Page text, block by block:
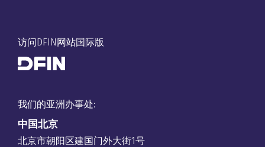
访问DFIN网站国际版
我们的亚洲办事处:
中国北京
北京市朝阳区建国门外大街1号